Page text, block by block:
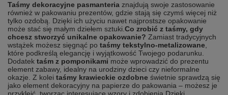
Taśmy dekoracyjne pasmanteria znajdują swoje zastosowanie
również w pakowaniu prezentów, gdzie stają się czymś więcej niż
tylko ozdobą. Dzięki ich użyciu nawet najprostsze opakowanie
może stać się małym dziełem sztuki. Co zrobić z taśmy, gdy
chcesz stworzyć unikalne opakowanie? Zamiast tradycyjnych
wstążek możesz sięgnąć po taśmy tekstylno-metalizowane
które podkreślą elegancję i wyjątkowość Twojego podarunku.
Dodatek taśm z pomponikami może wprowadzić do prezentu
element zabawy, idealny na urodziny dzieci czy nieformalne
okazje. Z kolei taśmy krawieckie ozdobne świetnie sprawdzą się
jako element dekoracyjny na papierze do pakowania – możesz je